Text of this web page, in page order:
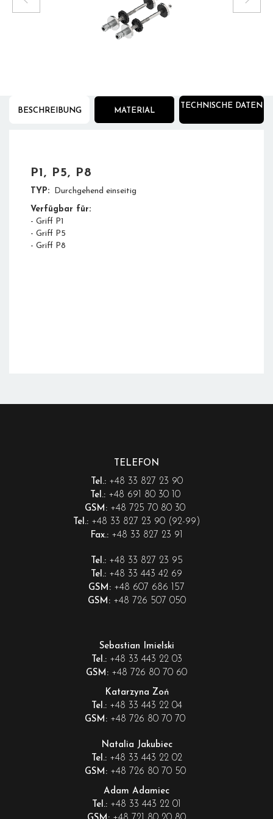
BESCHREIBUNG MATERIAL
TECHNISCHE DATEN
P1, P5, P8
TYP: Durchgehend einseitig
Verfügbar für:
- Griff P1
- Griff P5
- Griff P8
TELEFON
Tel.:+48 33 827 23 90
Tel.:+48 691 80 30 10
GSM: +48 725 70 80 30
Tel.:+48 33 827 23 90 (92-99)
Fax.: +48 33 827 23 91
Tel.: +48 33 827 23 95
Tel.: +48 33 443 42 69
GSM: +48 607 686 157
GSM:+48 726 507 050
Sebastian Imielski
Tel.: +48 33 443 22 03
GSM: +48 726 80 70 60
Katarzyna Zoń
Tel.: +48 33 443 22 04
GSM: +48 726 80 70 70
Natalia Jakubiec
Tel.:+48 33 443 22 02
GSM:+48 726 80 70 50
Adam Adamiec
Tel.: +48 33 443 22 01